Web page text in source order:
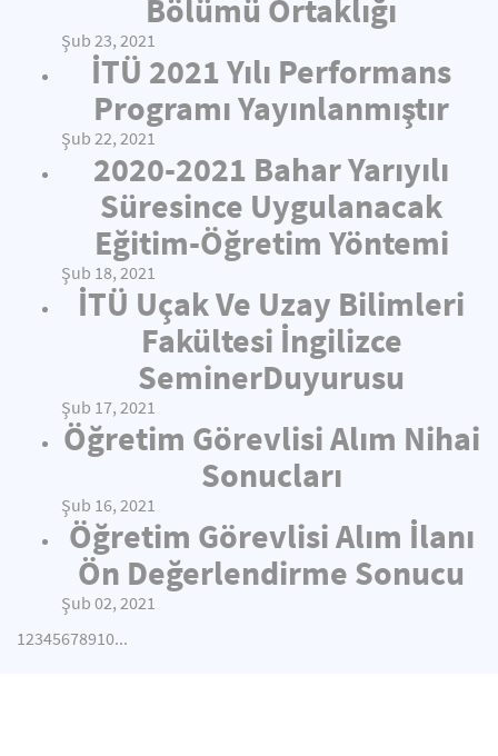
Bölümü Ortaklığı
Şub 23, 2021
İTÜ 2021 Yılı Performans
Programı Yayınlanmıştır
Şub 22, 2021
2020-2021 Bahar Yarıyılı
Süresince Uygulanacak
Eğitim-Öğretim Yöntemi
Şub 18, 2021
İTÜ Uçak Ve Uzay Bilimleri
Fakültesi İngilizce
SeminerDuyurusu
Şub 17, 2021
Öğretim Görevlisi Alım Nihai
Sonucları
Şub 16, 2021
Öğretim Görevlisi Alım İlanı
Ön Değerlendirme Sonucu
Şub 02, 2021
12345678910...